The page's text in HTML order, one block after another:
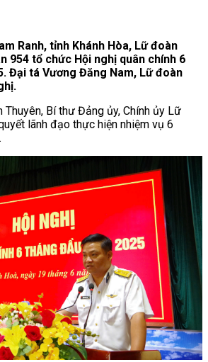
Ranh, tỉnh Khánh Hòa, Lữ đoàn
954 tổ chức Hội nghị quân chính 6
Đại tá Vương Đăng Nam, Lữ đoàn
Thuyên, Bí thư Đảng ủy, Chính ủy Lữ
lãnh đạo thực hiện nhiệm vụ 6